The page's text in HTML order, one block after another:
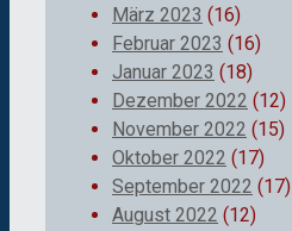
März 2023 (16)
Februar 2023 (16)
Januar 2023 (18)
Dezember 2022 (12)
November 2022 (15)
Oktober 2022 (17)
September 2022 (17)
August 2022 (12)